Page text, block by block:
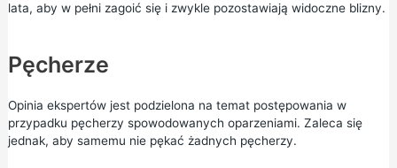
lata, aby w pełni zagoić się i zwykle pozostawiają widoczne blizny.
Pęcherze
Opinia ekspertów jest podzielona na temat postępowania w
przypadku pęcherzy spowodowanych oparzeniami. Zaleca się
jednak, aby samemu nie pękać żadnych pęcherzy.